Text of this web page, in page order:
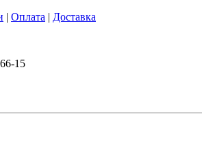
| Оплата | Доставка
15